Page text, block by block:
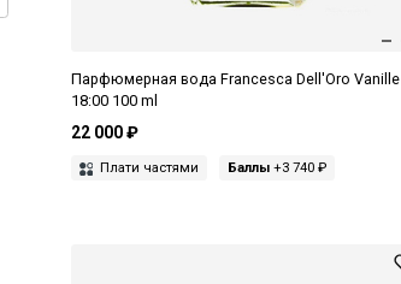
Парфюмерная вода Francesca Dell'Oro Vanille
18:00 100 ml
22 000 ₽
Плати частями Баллы +3 740 ₽